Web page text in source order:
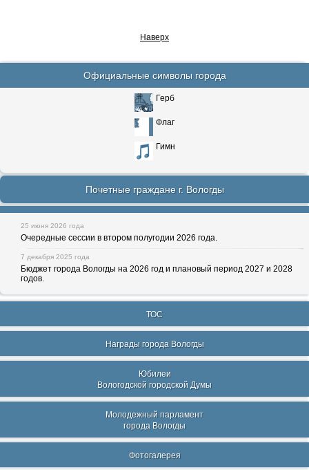
Наверх
Официальные символы города
Герб
Флаг
Гимн
Почетные граждане г. Вологды
25 июня 2026 года
Очередные сессии в втором полугодии 2026 года.
7 декабря 2025 года
Бюджет города Вологды на 2026 год и плановый период 2027 и 2028
годов.
ТОС
Награды города Вологды
Юбилеи
Вологодской городской Думы
Молодежный парламент
города Вологды
Фотогалерея